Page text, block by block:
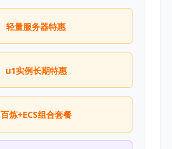
轻量服务器特惠
u1实例长期特惠
百炼+ECS组合套餐